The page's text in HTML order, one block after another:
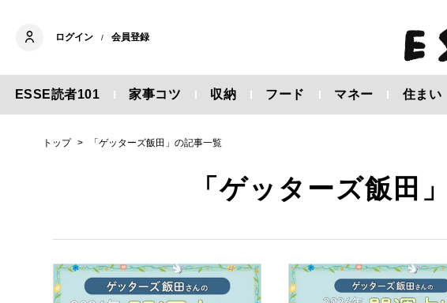
ログイン / 会員登録
ESSE読者101 家事コツ 収納 フード マネー 住まい
トップ 「ゲッターズ飯田」の記事一覧
「ゲッターズ飯田